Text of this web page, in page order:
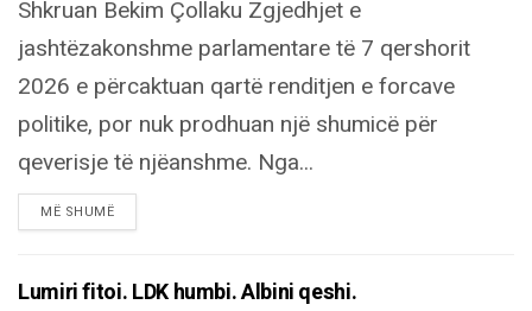
Shkruan Bekim Çollaku Zgjedhjet e
jashtëzakonshme parlamentare të 7 qershorit
2026 e përcaktuan qartë renditjen e forcave
politike, por nuk prodhuan një shumicë për
qeverisje të njëanshme. Nga...
MË SHUMËDETAILS
Lumiri fitoi. LDK humbi. Albini qeshi.